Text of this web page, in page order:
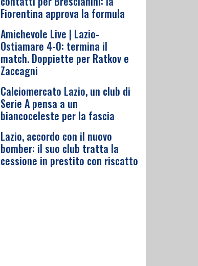
Fiorentina approva la formula
Amichevole Live | Lazio-
Ostiamare 4-0: termina il
match. Doppiette per Ratkov e
Zaccagni
Calciomercato Lazio, un club di
Serie A pensa a un
biancoceleste per la fascia
Lazio, accordo con il nuovo
bomber: il suo club tratta la
cessione in prestito con riscatto